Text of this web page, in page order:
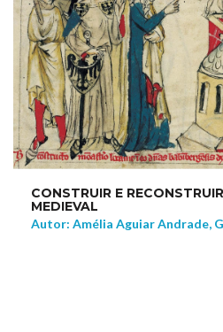
CONSTRUIR E
MEDIEVAL
Autor: Amélia Aguiar Andrade,